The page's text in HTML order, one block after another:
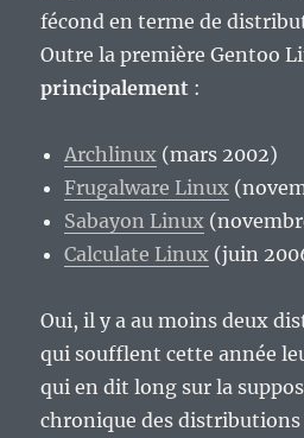
fécond en terme de
Outre la première Gentoo
principalement :
Archlinux (mars 2002)
Frugalware Linux
Sabayon Linux
Calculate Linux (juin
Oui, il y a au moins deux
qui soufflent cette année
qui en dit long sur la
chronique des